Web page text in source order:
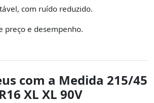
com ruído reduzido.
preço e desempenho.
com a Medida 215/45
R16 XL XL 90V